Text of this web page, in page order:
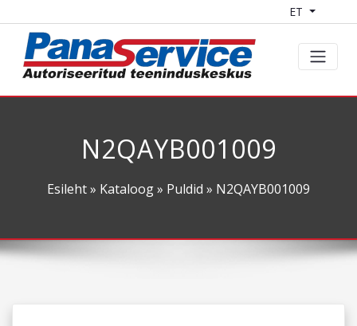
ET
N2QAYB001009
Esileht» Kataloog» Puldid » N2QAYB001009